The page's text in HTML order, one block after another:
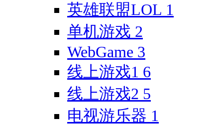
英雄联盟LOL 1
单机游戏 2
WebGame 3
线上游戏1 6
线上游戏2 5
电视游乐器 1